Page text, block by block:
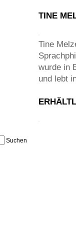
TINE
Tine
wurde in
und lebt